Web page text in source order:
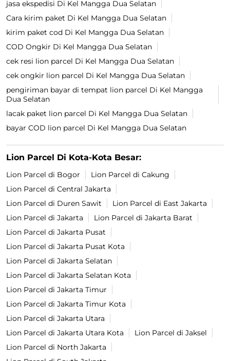
jasa ekspedisi Di Kel Mangga Dua Selatan
Cara kirim paket Di Kel Mangga Dua Selatan
kirim paket cod Di Kel Mangga Dua Selatan
COD Ongkir Di Kel Mangga Dua Selatan
cek resi lion parcel Di Kel Mangga Dua Selatan
cek ongkir lion parcel Di Kel Mangga Dua Selatan
pengiriman bayar di tempat lion parcel Di Kel Mangga
Dua Selatan
lacak paket lion parcel Di Kel Mangga Dua Selatan
bayar COD lion parcel Di Kel Mangga Dua Selatan
Lion Parcel Di Kota-Kota Besar:
Lion Parcel di Bogor
Lion Parcel di Cakung
Lion Parcel di Central Jakarta
Lion Parcel di Duren Sawit
Lion Parcel di East Jakarta
Lion Parcel di Jakarta
Lion Parcel di Jakarta Barat
Lion Parcel di Jakarta Pusat
Lion Parcel di Jakarta Pusat Kota
Lion Parcel di Jakarta Selatan
Lion Parcel di Jakarta Selatan Kota
Lion Parcel di Jakarta Timur
Lion Parcel di Jakarta Timur Kota
Lion Parcel di Jakarta Utara
Lion Parcel di Jakarta Utara Kota
Lion Parcel di Jaksel
Lion Parcel di North Jakarta